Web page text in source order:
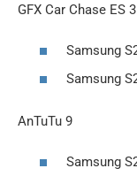
GFX Car Chase ES
Samsung
Samsung
AnTuTu 9
Samsung